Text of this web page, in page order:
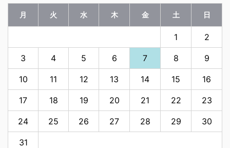
月 火 水 木 金 土 日
1 2
3 4 5 6 7 8 9
10 11 12 13 14 15 16
17 18 19 20 21 22 23
24 25 26 27 28 29 30
31